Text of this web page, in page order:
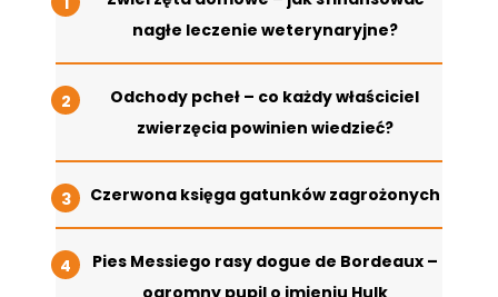
nagłe leczenie weterynaryjne?
Odchody pcheł – co każdy właściciel
zwierzęcia powinien wiedzieć?
Czerwona księga gatunków zagrożonych
Pies Messiego rasy dogue de Bordeaux –
ogromny pupil o imieniu Hulk